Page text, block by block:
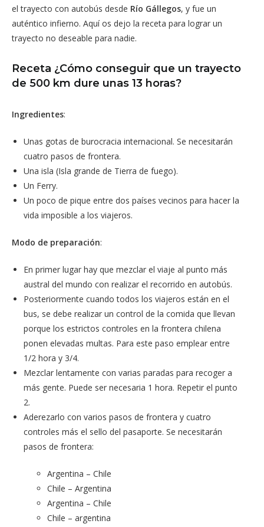
el trayecto con autobús desde Río Gállegos, y fue un
auténtico infierno. Aquí os dejo la receta para lograr un
trayecto no deseable para nadie.
Receta ¿Cómo conseguir que un trayecto
de 500 km dure unas 13 horas?
Ingredientes:
Unas gotas de burocracia internacional. Se necesitarán
cuatro pasos de frontera.
Una isla (Isla grande de Tierra de fuego).
Un Ferry.
Un poco de pique entre dos países vecinos para hacer la
vida imposible a los viajeros.
Modo de preparación:
En primer lugar hay que mezclar el viaje al punto más
austral del mundo con realizar el recorrido en autobús.
Posteriormente cuando todos los viajeros están en el
bus, se debe realizar un control de la comida que llevan
porque los estrictos controles en la frontera chilena
ponen elevadas multas. Para este paso emplear entre
1/2 hora y 3/4.
Mezclar lentamente con varias paradas para recoger a
más gente. Puede ser necesaria 1 hora. Repetir el punto
2.
Aderezarlo con varios pasos de frontera y cuatro
controles más el sello del pasaporte. Se necesitarán
pasos de frontera:
Argentina – Chile
Chile – Argentina
Argentina – Chile
Chile – argentina